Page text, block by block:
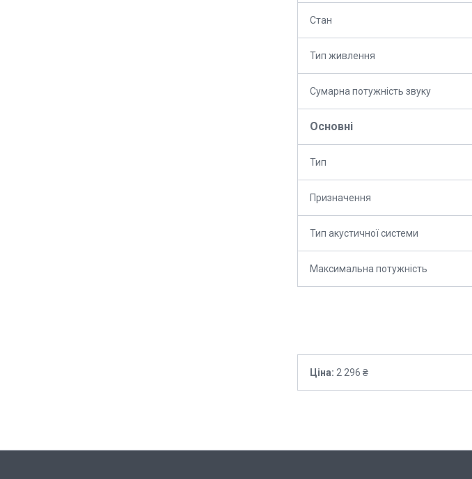
Стан
Тип живлення
Сумарна потужність звуку
Основні
Тип
Призначення
Тип акустичної системи
Максимальна потужність
Ціна: 2 296 ₴